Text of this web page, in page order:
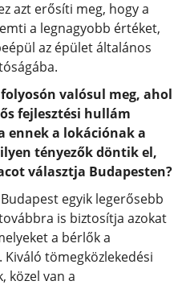
azt erősíti meg, hogy a
a legnagyobb értéket,
az épület általános
valósul meg, ahol
fejlesztési hullám
ennek a lokációnak a
tényezők döntik el,
választja Budapesten?
egyik legerősebb
is biztosítja azokat
a bérlők a
tömegközlekedési
közel van a